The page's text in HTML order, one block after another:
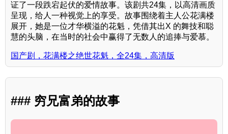
证了一段跌宕起伏的爱情故事。该剧共24集，以高清画质
呈现，给人一种视觉上的享受。故事围绕着主人公花满楼
展开，她是一位才华横溢的花魁，凭借其出X 的舞技和聪
慧的头脑，在当时的社会中赢得了无数人的追捧与爱慕。
国产剧，花满楼之绝世花魁，全24集，高清版
### 穷兄富弟的故事